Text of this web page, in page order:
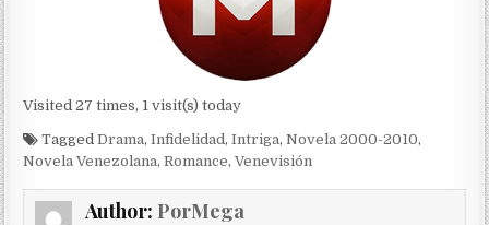
Visited 27 times, 1 visit(s) today
TaggedDrama,Infidelidad,Intriga,Novela 2000-2010,
Novela Venezolana,Romance,Venevisión
Author: PorMega